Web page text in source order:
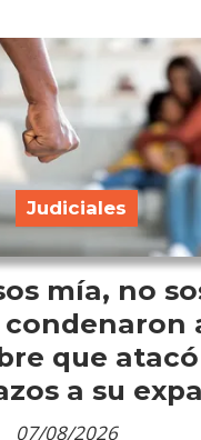
mía, no
condenaron
que atacó
a su
Judiciales
07/08/2026